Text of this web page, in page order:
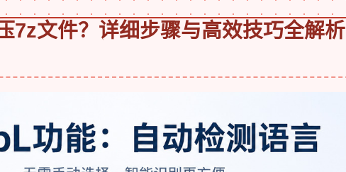
7z文件？详细步骤与高效技巧全解析